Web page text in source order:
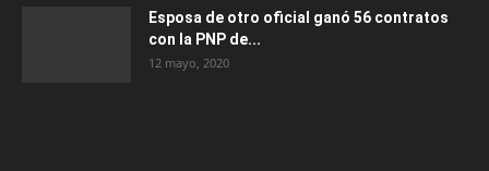
Esposa de otro oficial ganó 56 contratos
con la PNP de...
12 mayo, 2020